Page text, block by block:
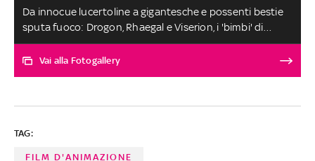
Da innocue lucertoline a gigantesche e possenti bestie
sputa fuoco: Drogon, Rhaegal e Viserion, i 'bimbi' di
Daenerys, hanno fatto innamorare i fan del 'Il Trono
diSpade' fin dalla loro prima apparizione: ecco la loro
esclusiva su Sky e in streaming solo su NOW a partire dal
Vai alla Fotogallery
TAG:
FILM D'ANIMAZIONE